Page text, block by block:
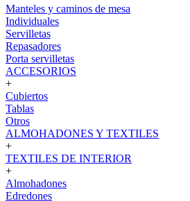
Manteles y caminos de mesa
Individuales
Servilletas
Repasadores
Porta servilletas
ACCESORIOS
+
Cubiertos
Tablas
Otros
ALMOHADONES Y TEXTILES
+
TEXTILES DE INTERIOR
+
Almohadones
Edredones